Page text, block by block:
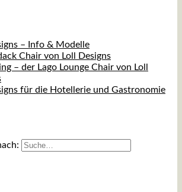
– Info & Modelle
Chair von Loll Designs
– der Lago Lounge Chair von Loll
für die Hotellerie und Gastronomie